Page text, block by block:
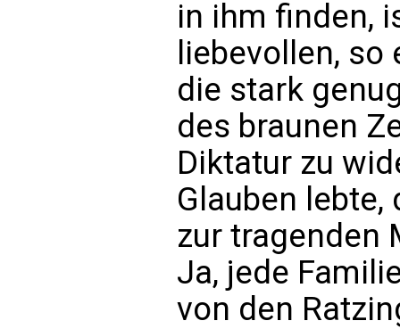
in ihm finden,
liebevollen,
die stark
des braunen
Diktatur zu
Glauben
zur tragenden
Ja, jede
von den